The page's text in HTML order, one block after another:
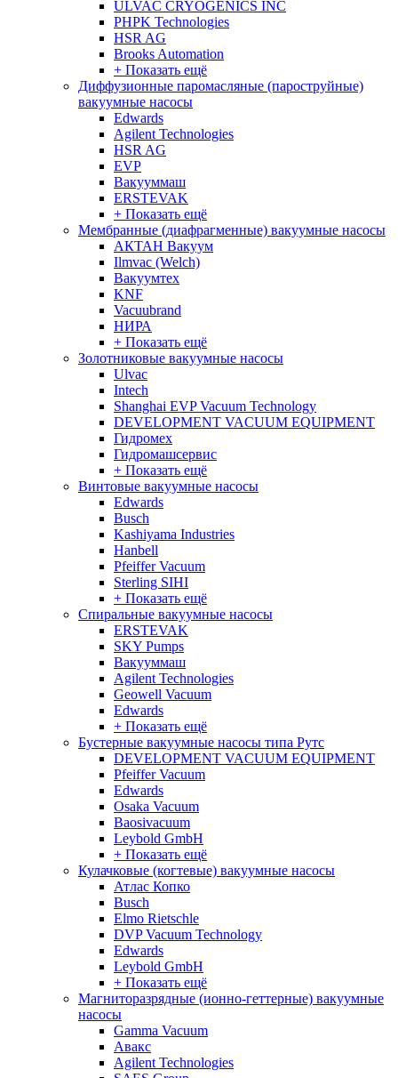
ULVAC CRYOGENICS INC
PHPK Technologies
HSR AG
Brooks Automation
+ Показать ещё
Диффузионные паромасляные (пароструйные)
вакуумные насосы
Edwards
Agilent Technologies
HSR AG
EVP
Вакууммаш
ERSTEVAK
+ Показать ещё
Мембранные (диафрагменные) вакуумные насосы
АКТАН Вакуум
Ilmvac (Welch)
Вакуумтех
KNF
Vacuubrand
НИРА
+ Показать ещё
Золотниковые вакуумные насосы
Ulvac
Intech
Shanghai EVP Vacuum Technology
DEVELOPMENT VACUUM EQUIPMENT
Гидромех
Гидромашсервис
+ Показать ещё
Винтовые вакуумные насосы
Edwards
Busch
Kashiyama Industries
Hanbell
Pfeiffer Vacuum
Sterling SIHI
+ Показать ещё
Спиральные вакуумные насосы
ERSTEVAK
SKY Pumps
Вакууммаш
Agilent Technologies
Geowell Vacuum
Edwards
+ Показать ещё
Бустерные вакуумные насосы типа Рутс
DEVELOPMENT VACUUM EQUIPMENT
Pfeiffer Vacuum
Edwards
Osaka Vacuum
Baosivacuum
Leybold GmbH
+ Показать ещё
Кулачковые (когтевые) вакуумные насосы
Атлас Копко
Busch
Elmo Rietschle
DVP Vacuum Technology
Edwards
Leybold GmbH
+ Показать ещё
Магниторазрядные (ионно-геттерные) вакуумные
насосы
Gamma Vacuum
Авакс
Agilent Technologies